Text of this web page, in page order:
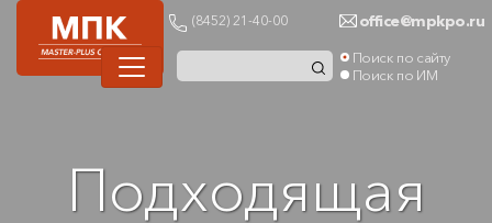
(8452) 21-40-00 office@mpkpo.ru
Поиск по сайту
Поиск по ИМ
Подходящая